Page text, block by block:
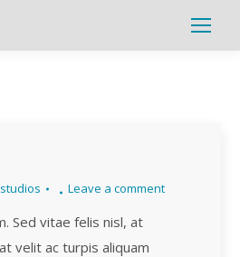
Search:
Leave a comment
Sed vitae felis nisl, at
velit ac turpis aliquam